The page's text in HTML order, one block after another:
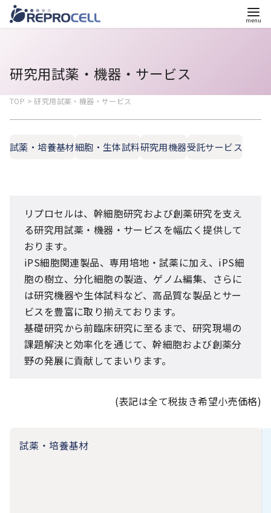
研究用試薬・機器・サービス
TOP > 研究用試薬・機器・サービス
試薬・培養基材細胞・生体試料研究用機器受託サービス
リプロセルは、幹細胞研究および創薬研究を支え
る研究用試薬・機器・サービスを幅広く提供して
おります。
iPS細胞関連製品、専用培地・試薬に加え、iPS細
胞の樹立、分化細胞の製造、ゲノム編集、さらに
は研究機器や生体試料など、高品質な製品とサー
ビスを豊富に取り揃えております。
基礎研究から前臨床研究に至るまで、研究現場の
課題解決と効率化を通じて、幹細胞および創薬分
野の発展に貢献してまいります。
(表記は全て税抜き希望小売価格)
試薬・培養基材